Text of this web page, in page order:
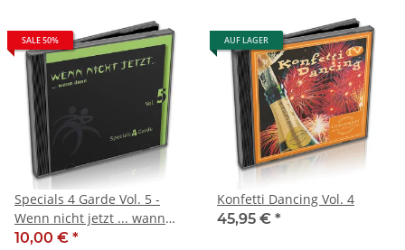
SALE 50%
Specials 4 Garde Vol. 5 -
Wenn nicht jetzt ... wann
dann
10,00 € *
AUF LAGER
Konfetti Dancing Vol. 4
45,95 € *